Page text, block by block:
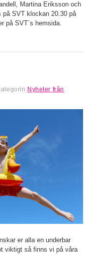
Martina Eriksson och
på SVT klockan 20.30 på
på SVT´s hemsida.
Nyheter från
er alla en underbar
viktigt så finns vi på våra